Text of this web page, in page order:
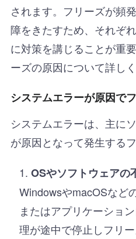
されます。フリーズが頻
障をきたすため、それぞ
に対策を講じることが重
ーズの原因について詳しく
システムエラーが原因で
システムエラーは、主に
が原因となって発生するフ
OSやソフトウェアの
WindowsやmacOSなど
またはアプリケーショ
理が途中で停止しフリ